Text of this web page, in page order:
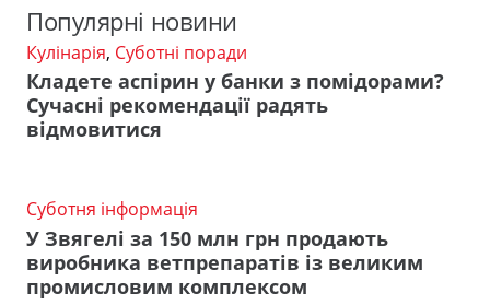
Популярні новини
Кулінарія, Суботні поради
Кладете аспірин у банки з помідорами?
Сучасні рекомендації радять
відмовитися
Суботня інформація
У Звягелі за 150 млн грн продають
виробника ветпрепаратів із великим
промисловим комплексом